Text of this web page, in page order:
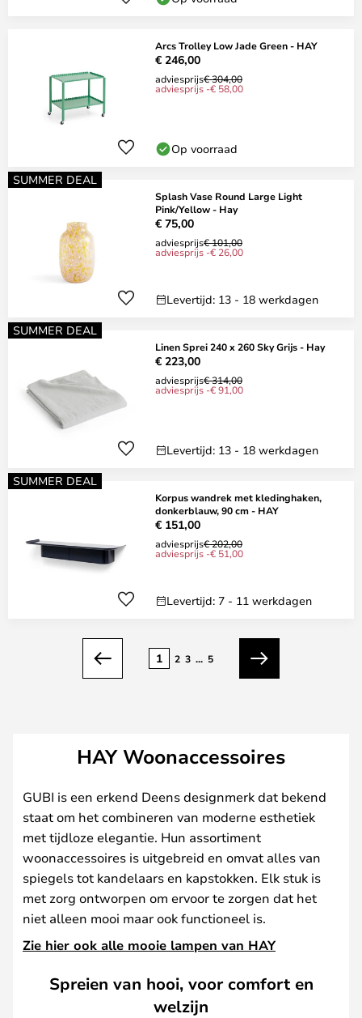
Arcs Trolley Low Jade Green - HAY
€ 246,00
adviesprijs€ 304,00
adviesprijs -€ 58,00
Op voorraad
SUMMER DEAL
Splash Vase Round Large Light
Pink/Yellow - Hay
€ 75,00
adviesprijs€ 101,00
adviesprijs -€ 26,00
Levertijd: 13 - 18 werkdagen
SUMMER DEAL
Linen Sprei 240 x 260 Sky Grijs - Hay
€ 223,00
adviesprijs€ 314,00
adviesprijs -€ 91,00
Levertijd: 13 - 18 werkdagen
SUMMER DEAL
Korpus wandrek met kledinghaken,
donkerblauw, 90 cm - HAY
€ 151,00
adviesprijs€ 202,00
adviesprijs -€ 51,00
Levertijd: 7 - 11 werkdagen
Vorige
1 2 3 ... 5
Volgende
HAY Woonaccessoires
GUBI is een erkend Deens designmerk dat bekend
staat om het combineren van moderne esthetiek
met tijdloze elegantie. Hun assortiment
woonaccessoires is uitgebreid en omvat alles van
spiegels tot kandelaars en kapstokken. Elk stuk is
met zorg ontworpen om ervoor te zorgen dat het
niet alleen mooi maar ook functioneel is.
Zie hier ook alle mooie lampen van HAY
Spreien van hooi, voor comfort en
welzijn